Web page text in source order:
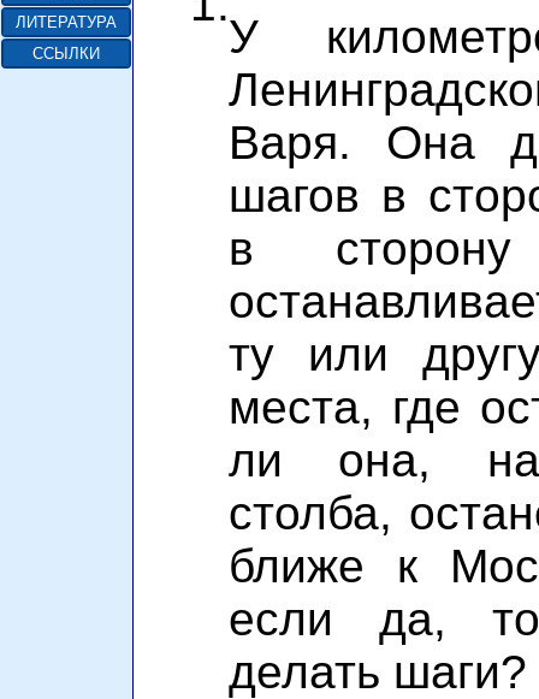
ЛИТЕРАТУРА
ССЫЛКИ
У
Варя. Она
шагов в
в
ту или
места, где
ли она,
столба,
ближе к
если да,
делать шаги?